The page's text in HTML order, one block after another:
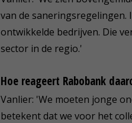
van de saneringsregelingen.
ontwikkelde bedrijven. Die
sector in de regio.'
Hoe reageert Rabobank
Vanlier: 'We moeten jonge
betekent dat we voor het